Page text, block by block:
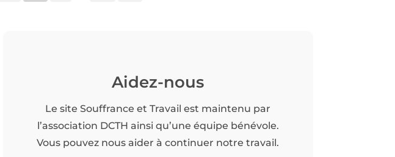
Aidez-nous
Le site Souffrance et Travail est maintenu par
l’association DCTH ainsi qu’une équipe bénévole.
Vous pouvez nous aider à continuer notre travail.